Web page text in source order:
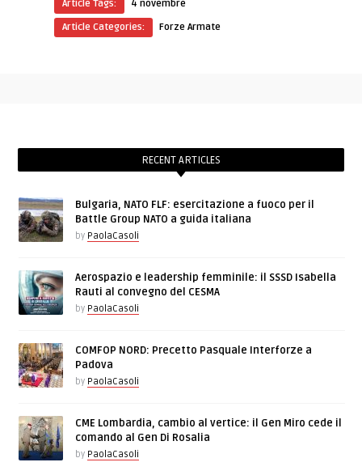
Article Tags:
4 novembre
Article Categories:
Forze Armate
RECENT ARTICLES
Bulgaria, NATO FLF: esercitazione a fuoco per il
Battle Group NATO a guida italiana
by PaolaCasoli
Aerospazio e leadership femminile: il SSSD Isabella
Rauti al convegno del CESMA
by PaolaCasoli
COMFOP NORD: Precetto Pasquale Interforze a
Padova
by PaolaCasoli
CME Lombardia, cambio al vertice: il Gen Miro cede il
comando al Gen Di Rosalia
by PaolaCasoli